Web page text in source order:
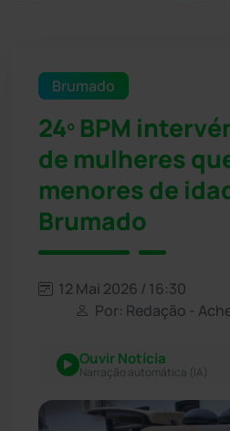
Brumado
24º BPM
de mulheres
menores de
Brumado
12 Mai 2026 / 16:30
Por: Redação -
Ouvir Notícia
Narração automática (IA)